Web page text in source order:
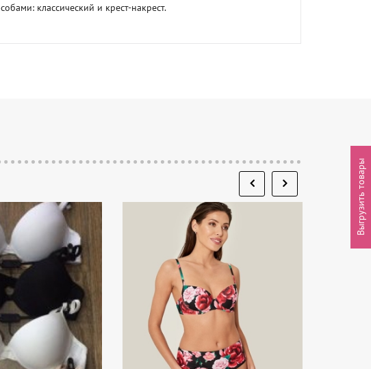
классический и крест-накрест.
Выгрузить товары